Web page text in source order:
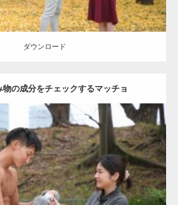
ダウンロード
物の成分をチェックするマッチョ
Update:2021.07.8
チョ その他 AKIHITO(細マッチョ) 上腕三頭筋
肩